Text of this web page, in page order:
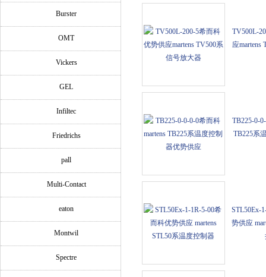
Burster
OMT
Vickers
GEL
Infiltec
Friedrichs
pall
Multi-Contact
eaton
Montwil
Spectre
TV500L-
应martens
TB225-0-
TB225系
STL50Ex-
势供应